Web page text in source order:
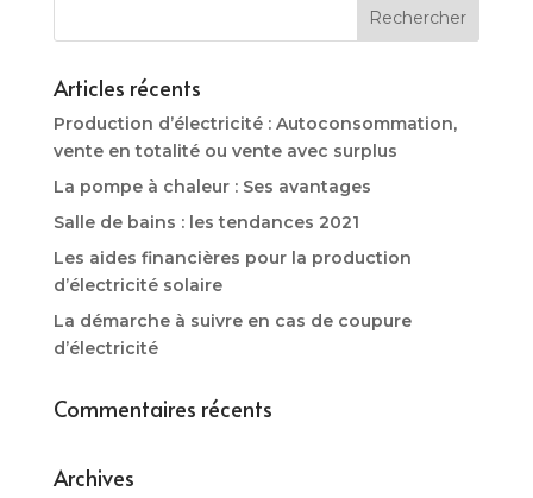
Articles récents
Production d’électricité : Autoconsommation,
vente en totalité ou vente avec surplus
La pompe à chaleur : Ses avantages
Salle de bains : les tendances 2021
Les aides financières pour la production
d’électricité solaire
La démarche à suivre en cas de coupure
d’électricité
Commentaires récents
Archives